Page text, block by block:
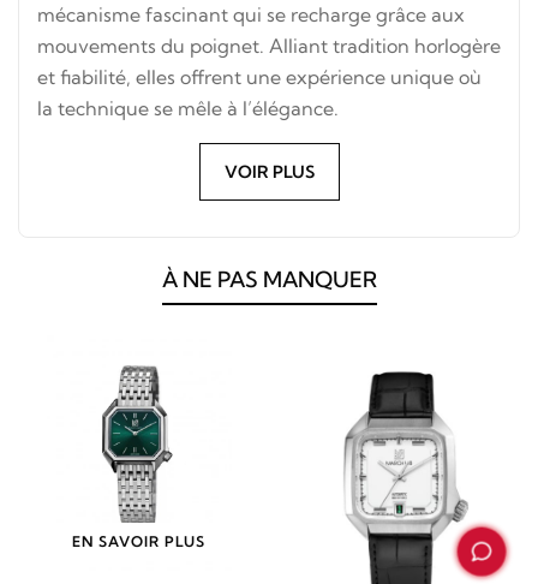
mécanisme fascinant qui se recharge grâce aux
mouvements du poignet. Alliant tradition horlogère
et fiabilité, elles offrent une expérience unique où
la technique se mêle à l’élégance.
VOIR PLUS
À NE PAS MANQUER
EN SAVOIR PLUS